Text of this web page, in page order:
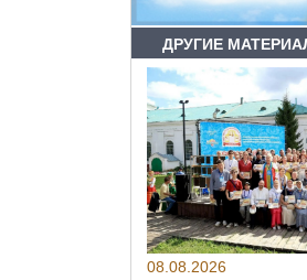
ДРУГИЕ
08.08.2026